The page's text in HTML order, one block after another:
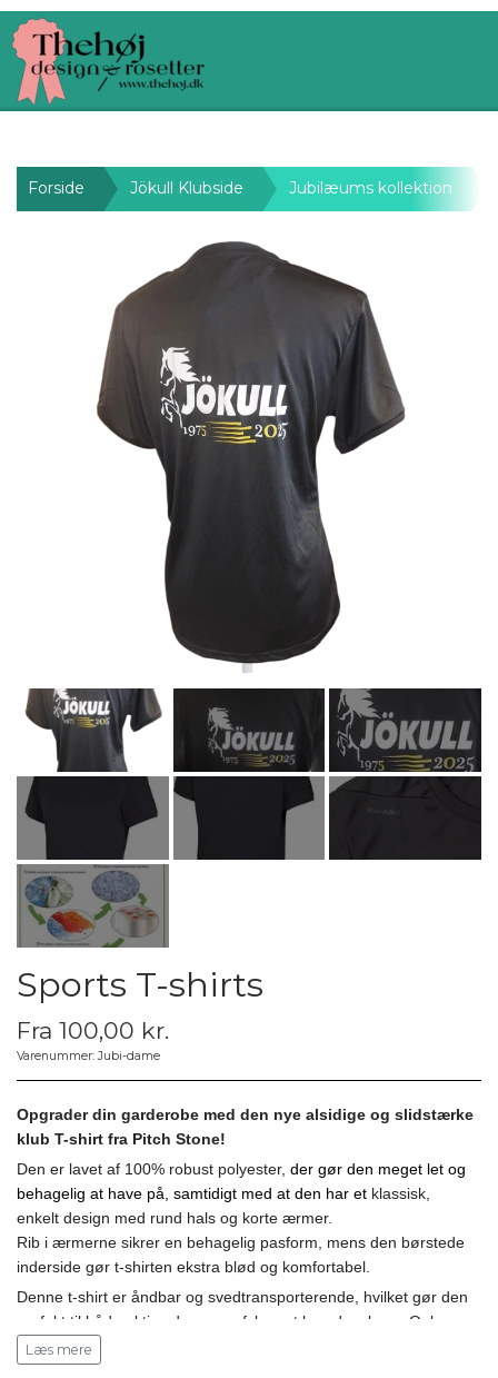
Forside Jökull Klubside Jubilæums kollektion
Sports T-shirts
Fra 100,00 kr.
Varenummer: Jubi-dame
Opgrader din garderobe med den nye alsidige og slidstærke
klub T-shirt fra Pitch Stone!
Den er lavet af 100% robust polyester, der gør den meget let og
behagelig at have på, samtidigt med at den har et klassisk,
enkelt design med rund hals og korte ærmer.
Rib i ærmerne sikrer en behagelig pasform, mens den børstede
inderside gør t-shirten ekstra blød og komfortabel.
Denne t-shirt er åndbar og svedtransporterende, hvilket gør den
perfekt til både aktive dage og afslappet hverdagsbrug. Oplev
komfort og holdbarhed med Pitch Stone Recycle t-shirt.
Læs mere